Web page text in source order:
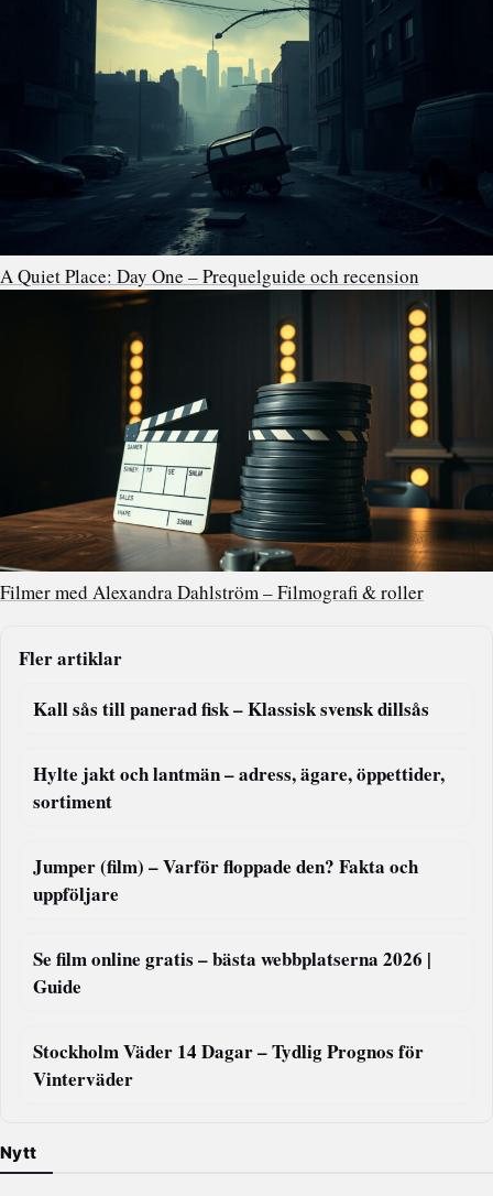
A Quiet Place: Day One – Prequelguide och recension
Filmer med Alexandra Dahlström – Filmografi & roller
Fler artiklar
Kall sås till panerad fisk – Klassisk svensk dillsås
Hylte jakt och lantmän – adress, ägare, öppettider,
sortiment
Jumper (film) – Varför floppade den? Fakta och
uppföljare
Se film online gratis – bästa webbplatserna 2026 |
Guide
Stockholm Väder 14 Dagar – Tydlig Prognos för
Vinterväder
Nytt